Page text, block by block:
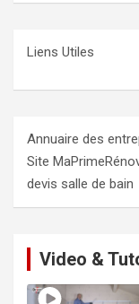
Liens Utiles
Annuaire des
Site
devis salle de bain
Video &